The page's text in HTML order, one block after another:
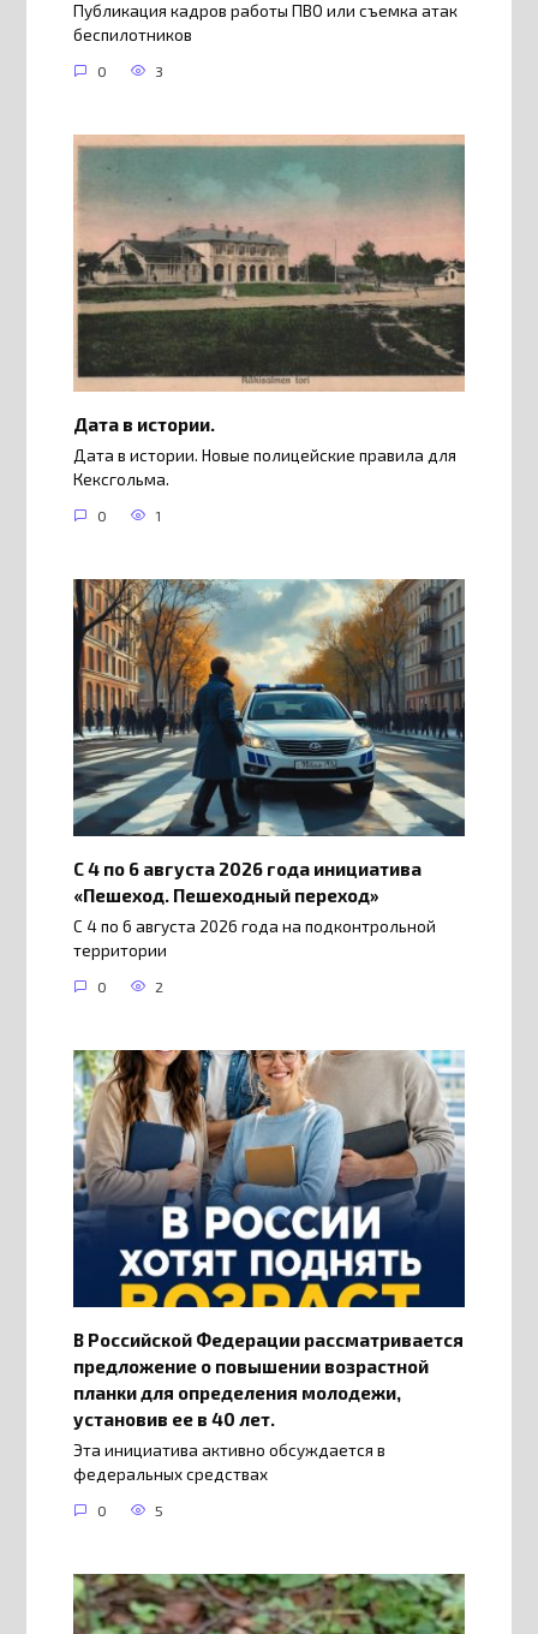
Публикация кадров работы ПВО или съемка атак
беспилотников
0 3
Дата в истории.
Дата в истории. Новые полицейские правила для
Кексгольма.
0 1
С 4 по 6 августа 2026 года инициатива
«Пешеход. Пешеходный переход»
С 4 по 6 августа 2026 года на подконтрольной
территории
0 2
В Российской Федерации рассматривается
предложение о повышении возрастной
планки для определения молодежи,
установив ее в 40 лет.
Эта инициатива активно обсуждается в
федеральных средствах
0 5